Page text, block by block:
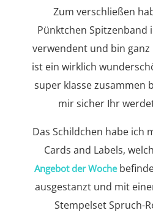
Zum verschließen
Pünktchen Spitzenband
verwendent und bin
ist ein wirklich
super klasse zusammen
mir sicher Ihr
Das Schildchen habe ich
Cards and Labels,
Angebot der Woche
ausgestanzt und mit
Stempelset Spruch-